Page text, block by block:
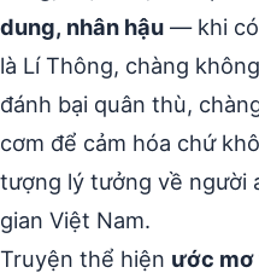
dung, nhân hậu — khi
là Lí Thông, chàng
đánh bại quân thù,
cơm để cảm hóa chứ
tượng lý tưởng về người
gian Việt Nam.
Truyện thể hiện ước mơ